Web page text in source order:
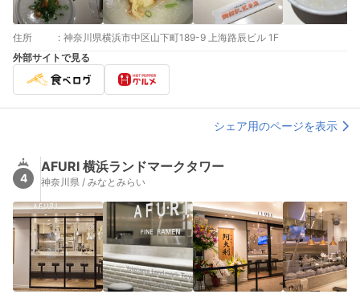
住所 : 神奈川県横浜市中区山下町189-9 上海路辰ビル 1F
外部サイトで見る
シェア用のページを表示
4
AFURI 横浜ランドマークタワー
神奈川県 / みなとみらい